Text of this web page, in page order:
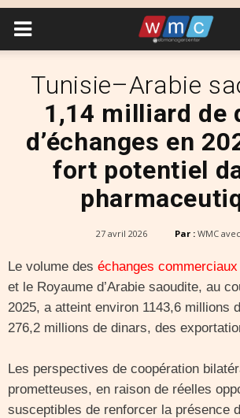
Tunisie–Arabie
1,14 milliard de
d’échanges en
fort potentiel
27 avril 2026 Par : WMC
Le volume des échanges commerciaux
et le Royaume d’Arabie saoudite, au
2025, a atteint environ 1143,6 millions
276,2 millions de dinars, des
Les perspectives de coopération
prometteuses, en raison de réelles
susceptibles de renforcer la présence